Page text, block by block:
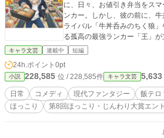
に、日々、お値引き弁当をス
ンカー。しかし、彼の前に、
ライバル「牛丼呑みのちく狼
る孤高の最強ランカー「王」
割引シールを貼り直す禁断の裏
が、プライドと食への執念をか
ドのお値引き弁当争奪戦、開幕
キャラ文芸 連載中 短編
24h.ポイント 0pt
小説 228,585 位 / 228,585件 キャラ文芸 5,633
日常 コメディ 現代ファンタジー 飯テロ
ほっこり
第8回ほっこり・じんわり大賞エン